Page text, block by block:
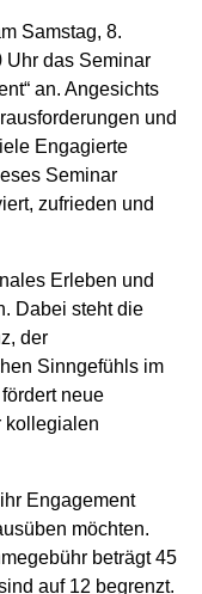
Samstag, 8.
Uhr das Seminar
an. Angesichts
und
Engagierte
Seminar
zufrieden und
Erleben und
Dabei steht die
der
Sinngefühls im
neue
kollegialen
Engagement
möchten.
beträgt 45
auf 12 begrenzt.